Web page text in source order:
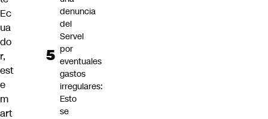
Ec
ua
do
r,
est
e
m
art
denuncia
del
Servel
por
eventuales
gastos
irregulares:
Esto
se